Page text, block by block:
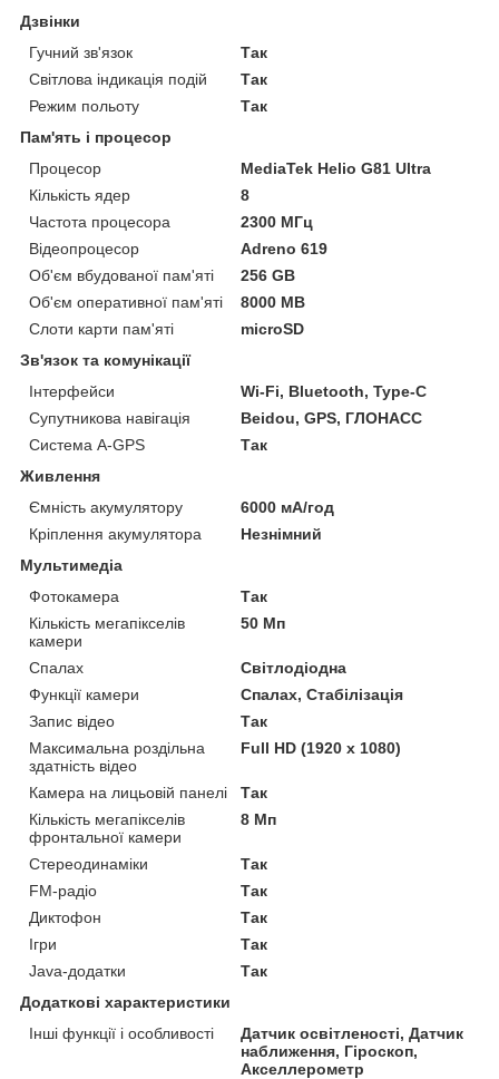
Дзвінки
Гучний зв'язок
Так
Світлова індикація подій
Так
Режим польоту
Так
Пам'ять і процесор
Процесор
MediaTek Helio G81 Ultra
Кількість ядер
8
Частота процесора
2300 МГц
Відеопроцесор
Adreno 619
Об'єм вбудованої пам'яті
256 GB
Об'єм оперативної пам'яті
8000 MB
Слоти карти пам'яті
microSD
Зв'язок та комунікації
Інтерфейси
Wi-Fi, Bluetooth, Type-C
Супутникова навігація
Beidou, GPS, ГЛОНАСС
Система A-GPS
Так
Живлення
Ємність акумулятору
6000 мА/год
Кріплення акумулятора
Незнімний
Мультимедіа
Фотокамера
Так
Кількість мегапікселів
камери
50 Мп
Спалах
Світлодіодна
Функції камери
Спалах, Стабілізація
Запис відео
Так
Максимальна роздільна
здатність відео
Full HD (1920 x 1080)
Камера на лицьовій панелі
Так
Кількість мегапікселів
фронтальної камери
8 Мп
Стереодинаміки
Так
FM-радіо
Так
Диктофон
Так
Ігри
Так
Java-додатки
Так
Додаткові характеристики
Інші функції і особливості
Датчик освітленості, Датчик
наближення, Гіроскоп,
Акселлерометр